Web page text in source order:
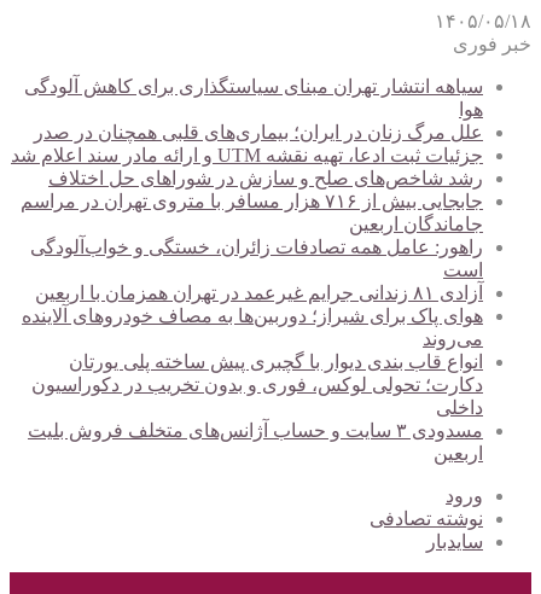
۱۴۰۵/۰۵/۱۸
خبر فوری
سیاهه انتشار تهران مبنای سیاستگذاری برای کاهش آلودگی
هوا
علل مرگ زنان در ایران؛ بیماری‌های قلبی همچنان در صدر
جزئیات ثبت ادعا، تهیه نقشه UTM و ارائه مادر سند اعلام شد
رشد شاخص‌های صلح و سازش در شوراهای حل اختلاف
جابجایی بیش از ۷۱۶ هزار مسافر با متروی تهران در مراسم
جاماندگان اربعین
راهور: عامل همه تصادفات زائران، خستگی و خواب‌آلودگی
است
آزادی ۸۱ زندانی جرایم غیرعمد در تهران همزمان با اربعین
هوای پاک برای شیراز؛ دوربین‌ها به مصاف خودروهای آلاینده
می‌روند
انواع قاب بندی دیوار با گچبری پیش ساخته پلی یورتان
دکارت؛ تحولی لوکس، فوری و بدون تخریب در دکوراسیون
داخلی
مسدودی ۳ سایت و حساب آژانس‌های متخلف فروش بلیت
اربعین
ورود
نوشته تصادفی
سایدبار